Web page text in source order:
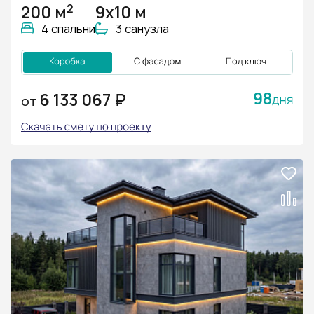
200 м2
4 спальни
9x10 м
3 санузла
ОТ 6 133 067 ₽ 98